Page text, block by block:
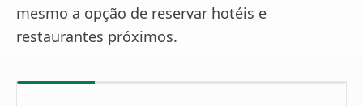
mesmo a opção de reservar hotéis e
restaurantes próximos.